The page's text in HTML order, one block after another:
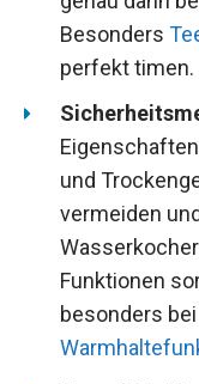
Besonders
perfekt timen.
und
vermeiden
Funktionen
besonders